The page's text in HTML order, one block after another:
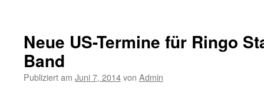
Neue US-Termine für Ringo
Band
Publiziert am Juni 7, 2014von Admin